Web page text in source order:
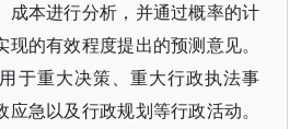
成本进行分析，并通过概率的计
的有效程度提出的预测意见。
于重大决策、重大行政执法事
急以及行政规划等行政活动。